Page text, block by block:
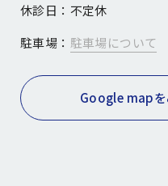
休診日： 不定休
駐車場： 駐車場について
Google mapを